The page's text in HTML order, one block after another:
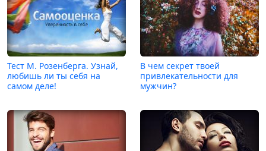
Тест М. Розенберга. Узнай,
любишь ли ты себя на
самом деле!
В чем секрет твоей
привлекательности для
мужчин?